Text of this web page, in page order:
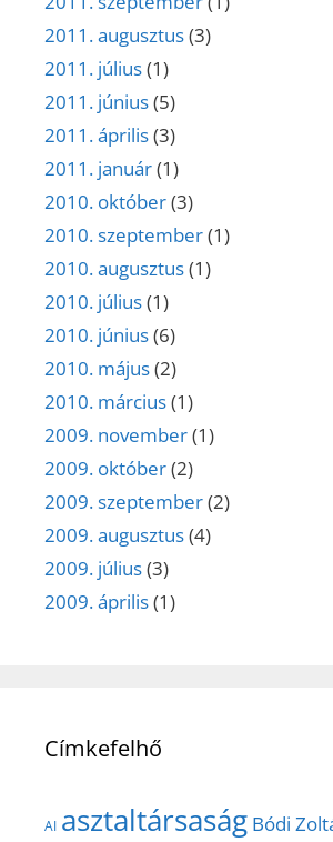
2011. augusztus(3)
2011. július(1)
2011. június(5)
2011. április(3)
2011. január(1)
2010. október(3)
2010. szeptember(1)
2010. augusztus(1)
2010. július(1)
2010. június(6)
2010. május(2)
2010. március(1)
2009. november(1)
2009. október(2)
2009. szeptember(2)
2009. augusztus(4)
2009. július(3)
2009. április(1)
Címkefelhő
AI asztaltársaság Bódi